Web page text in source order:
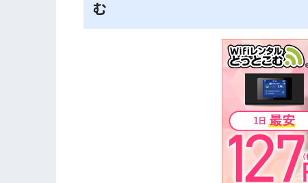
む